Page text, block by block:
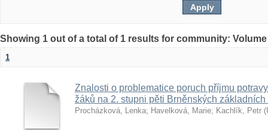
Showing 1 out of a total of 1 results for community:
1
Znalosti o problematice poruch příjmu
žáků na 2. stupni pěti Brněnských základních
Procházková, Lenka; Havelková, Marie; Kachlík, Petr (